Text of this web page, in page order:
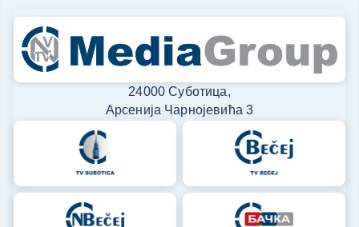
24000 Суботица,
Арсенија Чарнојевића 3